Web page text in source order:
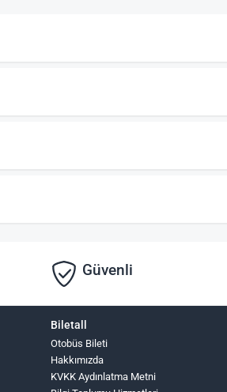
Güvenli
Biletall
Otobüs Bileti
Hakkımızda
KVKK Aydınlatma Metni